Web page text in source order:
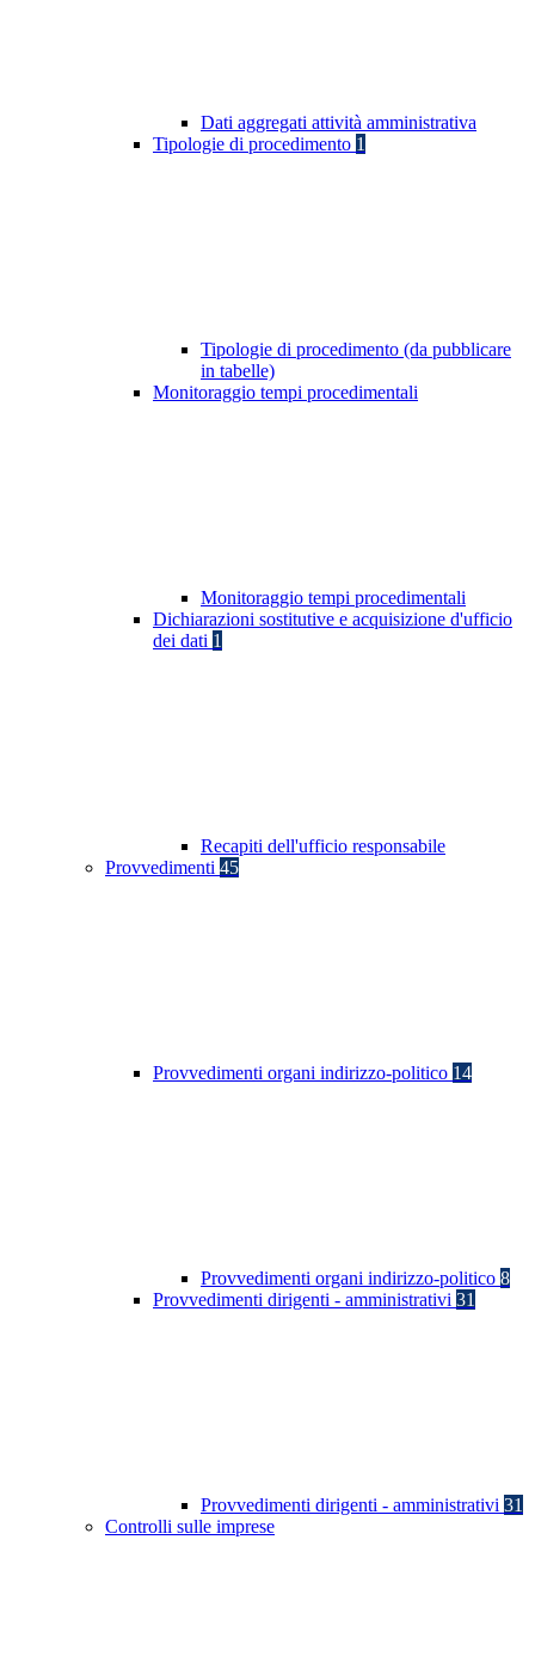
Dati aggregati attività amministrativa
Tipologie di procedimento 1
Tipologie di procedimento (da pubblicare
in tabelle)
Monitoraggio tempi procedimentali
Monitoraggio tempi procedimentali
Dichiarazioni sostitutive e acquisizione d'ufficio
dei dati 1
Recapiti dell'ufficio responsabile
Provvedimenti 45
Provvedimenti organi indirizzo-politico 14
Provvedimenti organi indirizzo-politico 8
Provvedimenti dirigenti - amministrativi 31
Provvedimenti dirigenti - amministrativi 31
Controlli sulle imprese